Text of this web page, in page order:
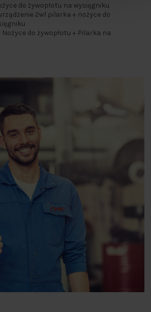
do żywopłotu na wysięgniku
2w1 pilarka + nożyce do
Nożyce do żywopłotu + Pilarka na